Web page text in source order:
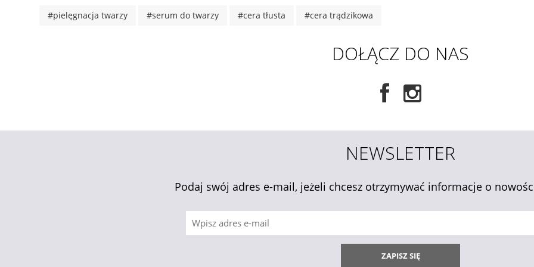
#pielęgnacja twarzy #serum do twarzy #cera tłusta #cera trądzikowa
DOŁĄCZ DO NAS
NEWSLETTER
Podaj swój adres e-mail, jeżeli chcesz otrzymywać informacje o
ZAPISZ SIĘ